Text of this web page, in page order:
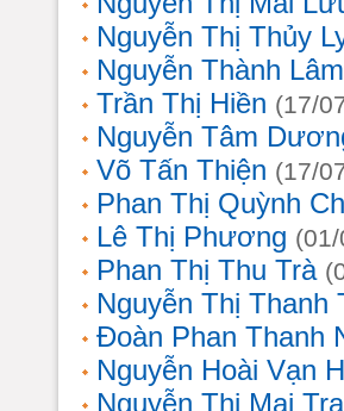
Nguyễn Thị Thủy
Nguyễn Thành Lâm
Trần Thị Hiền (17/
Nguyễn Tâm
Võ Tấn Thiện (17/
Phan Thị Quỳnh
Lê Thị Phương
Phan Thị Thu Trà
Nguyễn Thị Thanh
Đoàn Phan Thanh
Nguyễn Hoài Vạn
Nguyễn Thị Mai